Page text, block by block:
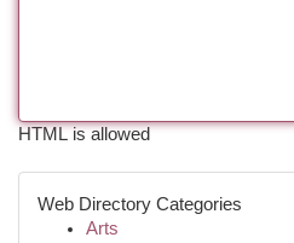
HTML is allowed
Web Directory Categories
Arts